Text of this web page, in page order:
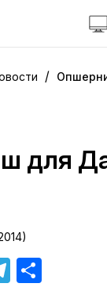
/
для
Telegram